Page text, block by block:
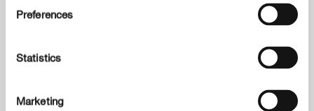
Preferences
Statistics
Marketing